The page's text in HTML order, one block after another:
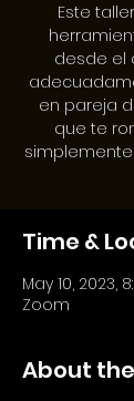
Este
desde el
en pareja
que te
Time &
May 10, 2023,
Zoom
About